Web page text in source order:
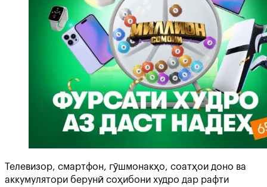
Телевизор, смартфон, гӯшмонакҳо, соатҳои доно ва
аккумулятори берунӣ соҳибони худро дар рафти